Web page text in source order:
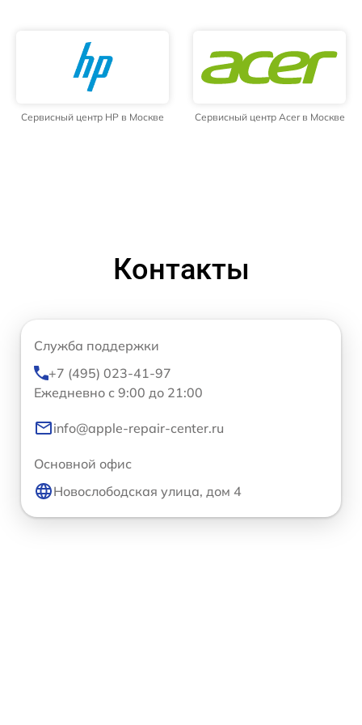
Сервисный центр HP в Москве Сервисный центр Acer в Москве
Контакты
Служба поддержки
+7 (495) 023-41-97
Ежедневно с 9:00 до 21:00
info@apple-repair-center.ru
Основной офис
Новослободская улица, дом 4